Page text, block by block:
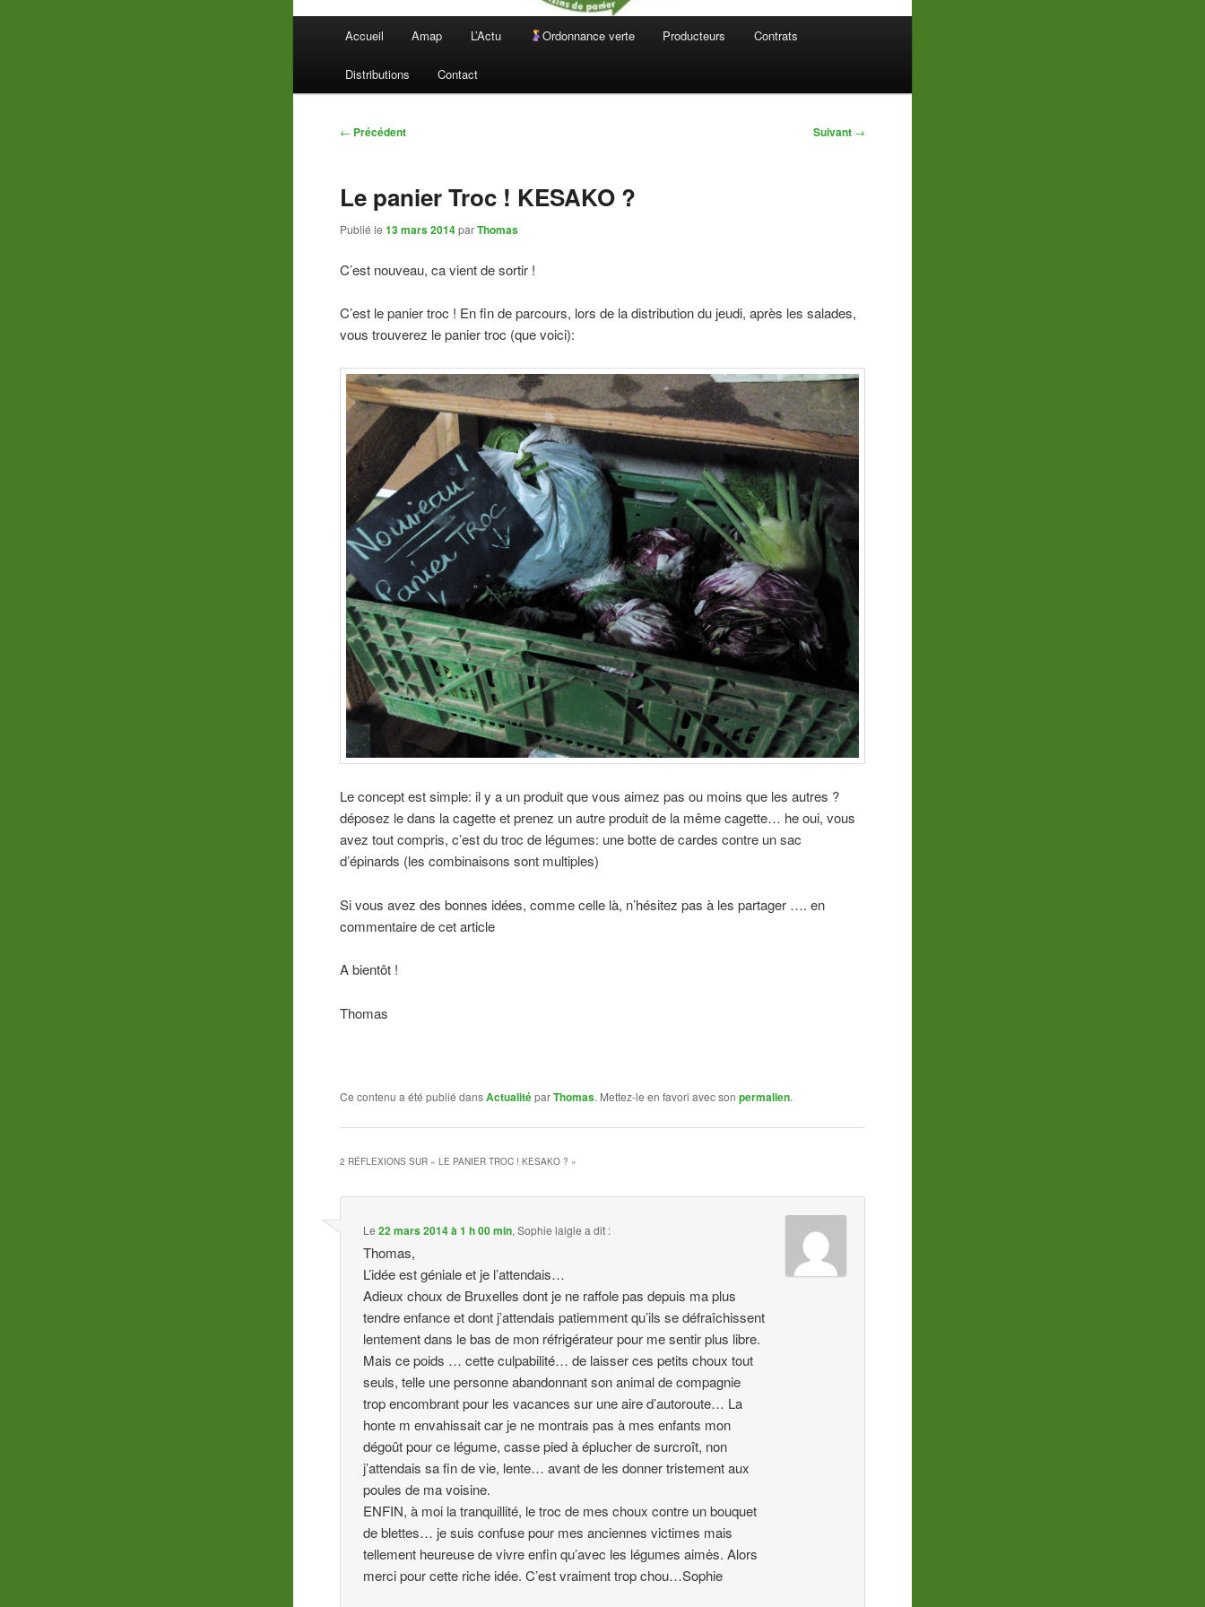
Accueil Amap L’Actu Ordonnance verte Producteurs Contrats
Distributions Contact
Navigation
← Précédent Suivant →
Le panier Troc ! KESAKO ?
Publié le13 mars 2014 parThomas
C’est nouveau, ca vient de sortir !
C’est le panier troc ! En fin de parcours, lors de la distribution du jeudi, après les salades,
vous trouverez le panier troc (que voici):
Le concept est simple: il y a un produit que vous aimez pas ou moins que les autres ?
déposez le dans la cagette et prenez un autre produit de la même cagette… he oui, vous
avez tout compris, c’est du troc de légumes: une botte de cardes contre un sac
d’épinards (les combinaisons sont multiples)
Si vous avez des bonnes idées, comme celle là, n’hésitez pas à les partager …. en
commentaire de cet article
A bientôt !
Thomas
Ce contenu a été publié dansActualitéparThomas. Mettez-le en favori avec sonpermalien.
2 RÉFLEXIONS SUR «LE PANIER TROC ! KESAKO ? »
Le 22 mars 2014 à 1 h 00 min,Sophie laigle a dit :
Thomas,
L’idée est géniale et je l’attendais…
Adieux choux de Bruxelles dont je ne raffole pas depuis ma plus
tendre enfance et dont j’attendais patiemment qu’ils se défraîchissent
lentement dans le bas de mon réfrigérateur pour me sentir plus libre.
Mais ce poids … cette culpabilité… de laisser ces petits choux tout
seuls, telle une personne abandonnant son animal de compagnie
trop encombrant pour les vacances sur une aire d’autoroute… La
honte m envahissait car je ne montrais pas à mes enfants mon
dégoût pour ce légume, casse pied à éplucher de surcroît, non
j’attendais sa fin de vie, lente… avant de les donner tristement aux
poules de ma voisine.
ENFIN, à moi la tranquillité, le troc de mes choux contre un bouquet
de blettes… je suis confuse pour mes anciennes victimes mais
tellement heureuse de vivre enfin qu’avec les légumes aimės. Alors
merci pour cette riche idée. C’est vraiment trop chou…Sophie